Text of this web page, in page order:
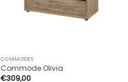
COMMODES
Commode Olivia
€309,00